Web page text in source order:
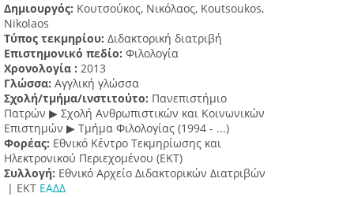
Δημιουργός: Κουτσούκος, Νικόλαος, Koutsoukos,
Nikolaos
Τύπος τεκμηρίου: Διδακτορική διατριβή
Επιστημονικό πεδίο: Φιλολογία
Χρονολογία : 2013
Γλώσσα: Αγγλική γλώσσα
Σχολή/τμήμα/ινστιτούτο: Πανεπιστήμιο
Πατρών ▶ Σχολή Ανθρωπιστικών και Κοινωνικών
Επιστημών ▶ Τμήμα Φιλολογίας (1994 - ...)
Φορέας: Εθνικό Κέντρο Τεκμηρίωσης και
Ηλεκτρονικού Περιεχομένου (ΕΚΤ)
Συλλογή: Εθνικό Αρχείο Διδακτορικών Διατριβών
| ΕΚΤ ΕΑΔΔ